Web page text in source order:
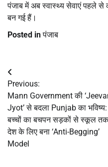
पंजाब में अब स्वास्थ्य सेवाएं पहले
बन गई हैं।
Posted inपंजाब
Post
navigation
Previous:
Mann Government की
Jyot’ से बदला Punjab का भविष्य:
बच्चों का बचपन सड़कों से स्कूल
देश के लिए बना ‘Anti-Begging’
Model